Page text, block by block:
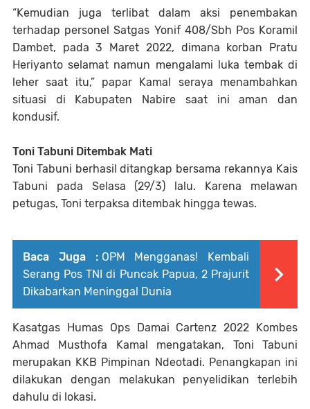
“Kemudian juga terlibat dalam aksi penembakan
terhadap personel Satgas Yonif 408/Sbh Pos Koramil
Dambet, pada 3 Maret 2022, dimana korban Pratu
Heriyanto selamat namun mengalami luka tembak di
leher saat itu,” papar Kamal seraya menambahkan
situasi di Kabupaten Nabire saat ini aman dan
kondusif.
Toni Tabuni Ditembak Mati
Toni Tabuni berhasil ditangkap bersama rekannya Kais
Tabuni pada Selasa (29/3) lalu. Karena melawan
petugas, Toni terpaksa ditembak hingga tewas.
Baca Juga : OPM Mengganas! Kembali
Serang Pos TNI di Puncak Papua, 2 Prajurit
Dikabarkan Meninggal Dunia
Kasatgas Humas Ops Damai Cartenz 2022 Kombes
Ahmad Musthofa Kamal mengatakan, Toni Tabuni
merupakan KKB Pimpinan Ndeotadi. Penangkapan ini
dilakukan dengan melakukan penyelidikan terlebih
dahulu di lokasi.